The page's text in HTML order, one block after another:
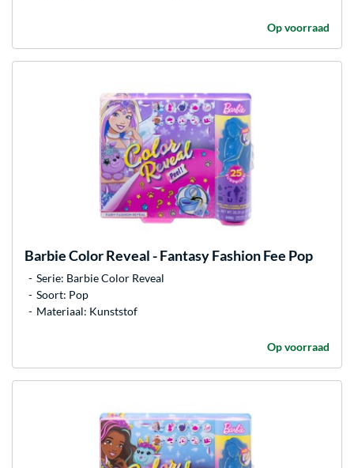
Op voorraad
BarbieColor Reveal - Fantasy Fashion Fee Pop
Serie: Barbie Color Reveal
Soort: Pop
Materiaal: Kunststof
Op voorraad